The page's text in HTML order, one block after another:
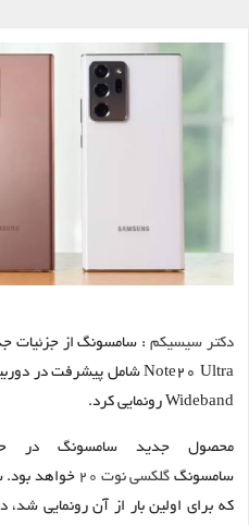
دکتر سیسیکم
Wideband رونمایی کرد.
محصول جدید سامسونگ در
سامسونگ گلکسی نوت ۲۰
که برای اولین بار از آن رونمایی